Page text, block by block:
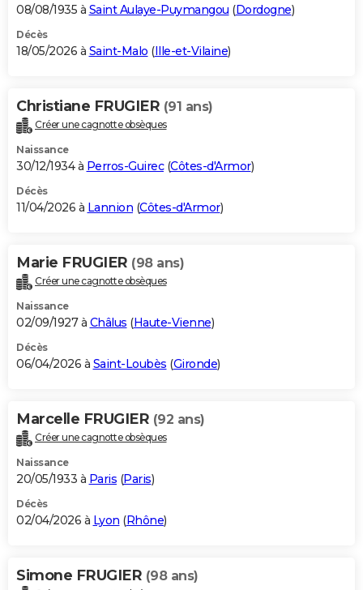
GUIDES D'ACHAT
BONS PLANS
Carte de Noël
Carte Bonne année
Carte Saint-Valentin
Carte Pâques
Carte d'anniversaire
DICTIONNAIRE
Dictionnaire
Biographies
Citations
Expressions
Proverbes
PROGRAMME TV
S'inscrire
Se connecter
Lycées
Collèges
Primaires
Universités
Entreprises
Service militaire
Avis de recherche
AVIS DE DÉCÈS
Bricolage
Lifestyle
Culture
Sport
Auto
Television
Voyage
Cinema
08/08/1935 à Saint Aulaye-Puymangou (Dordogne)
Décès
18/05/2026 à Saint-Malo (Ille-et-Vilaine)
Christiane FRUGIER (91 ans)
Créer une cagnotte obsèques
Naissance
30/12/1934 à Perros-Guirec(Côtes-d'Armor)
Décès
11/04/2026 à Lannion (Côtes-d'Armor)
Marie FRUGIER (98 ans)
Créer une cagnotte obsèques
Naissance
02/09/1927 à Châlus (Haute-Vienne)
Décès
06/04/2026 à Saint-Loubès (Gironde)
Marcelle FRUGIER (92 ans)
Créer une cagnotte obsèques
Naissance
20/05/1933 à Paris (Paris)
Décès
02/04/2026 à Lyon (Rhône)
Simone FRUGIER (98 ans)